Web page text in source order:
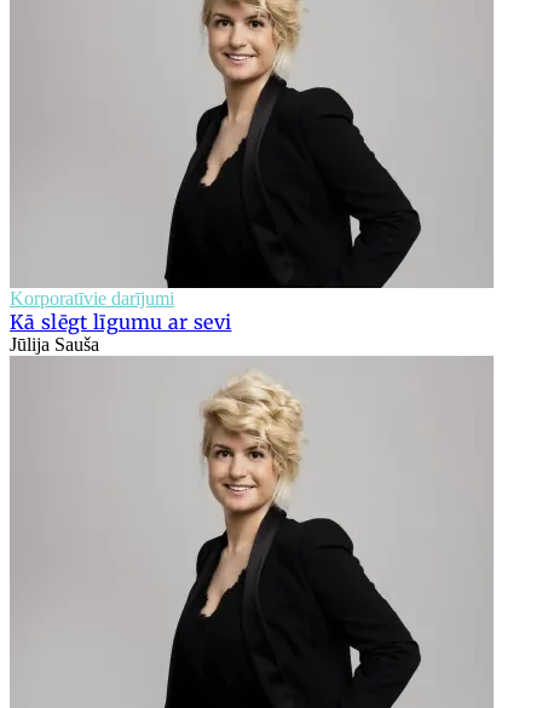
Korporatīvie darījumi
Kā slēgt līgumu ar sevi
Jūlija Sauša